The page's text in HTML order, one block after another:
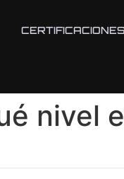
CERTIFICACIONES
nivel